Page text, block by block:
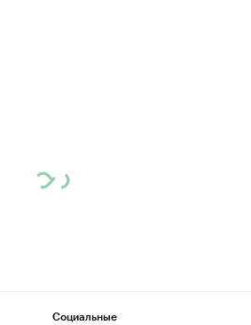
Социальные